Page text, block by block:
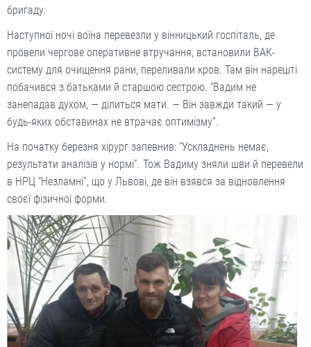
бригаду.
Наступної ночі воїна перевезли у вінницький госпіталь, де
провели чергове оперативне втручання, встановили ВАК-
систему для очищення рани, переливали кров. Там він нарешті
побачився з батьками й старшою сестрою. “Вадим не
занепадав духом, — ділиться мати. — Він завжди такий — у
будь-яких обставинах не втрачає оптимізму”.
На початку березня хірург запевнив: “Ускладнень немає,
результати аналізів у нормі”. Тож Вадиму зняли шви й перевели
в НРЦ “Незламні”, що у Львові, де він взявся за відновлення
своєї фізичної форми.